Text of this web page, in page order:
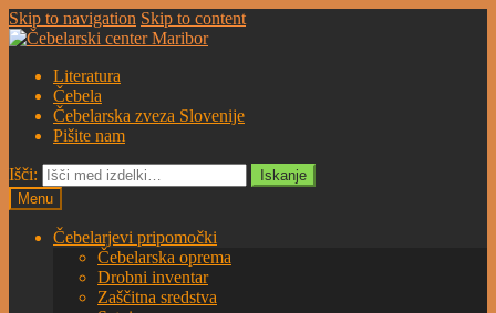
Skip to navigation Skip to content
Literatura
Čebela
Čebelarska zveza Slovenije
Pišite nam
Išči:
Iskanje
Menu
Čebelarjevi pripomočki
Čebelarska oprema
Drobni inventar
Zaščitna sredstva